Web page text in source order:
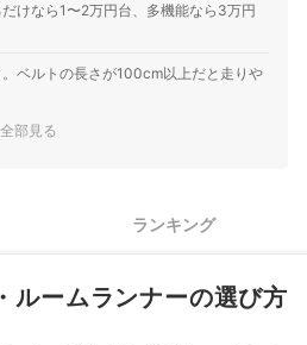
けなら1〜2万円台、多機能なら3万円
ベルトの長さが100cm以上だと走りや
音が大きめ。防音マットを併用しよう
、安全キーや手すりのあるモデルをチ
全部見る
ランキング
ルームランナーの選び方